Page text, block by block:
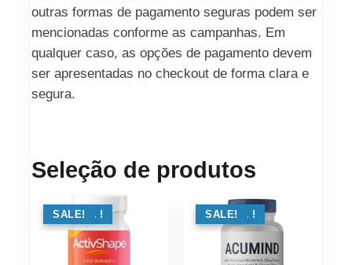
outras formas de pagamento seguras podem ser
mencionadas conforme as campanhas. Em
qualquer caso, as opções de pagamento devem
ser apresentadas no checkout de forma clara e
segura.
Seleção de produtos
OFERTA !
SALE! OFERTA !
SALE!